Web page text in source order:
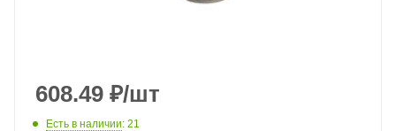
608.49 ₽/шт
Есть в наличии: 21